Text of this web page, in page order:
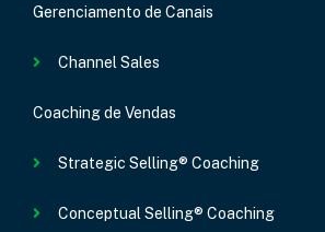
Gerenciamento de Canais
Channel Sales
Coaching de Vendas
Strategic Selling® Coaching
Conceptual Selling® Coaching